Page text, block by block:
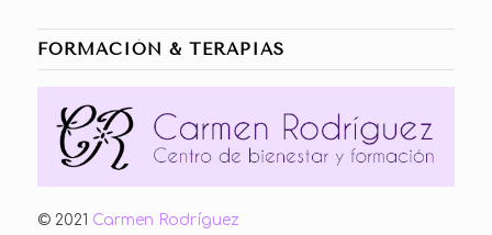
FORMACIÓN & TERAPIAS
© 2021 Carmen Rodríguez